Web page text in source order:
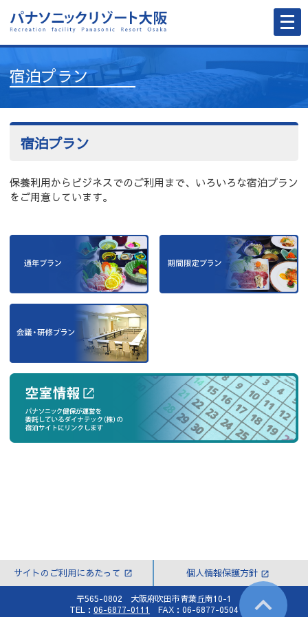
メ
ニ
ュ
ー
く
宿泊プラン
宿泊プラン
保養利用からビジネスでのご利用まで、いろいろな宿泊プラン
をご用意しています。
サイトのご利用にあたって 個人情報保護方針
〒565-0802 大阪府吹田市青葉丘南10-1
TEL： 06-6877-0111 FAX：06-6877-0504